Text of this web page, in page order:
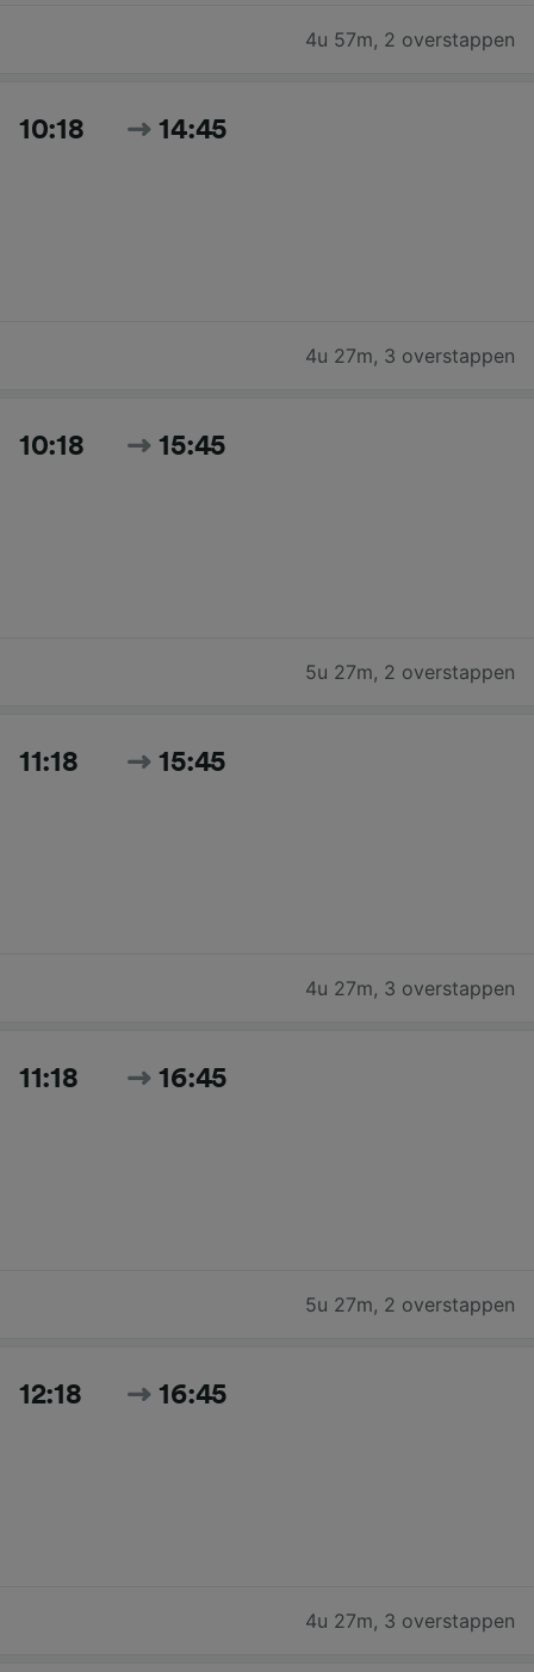
4u 57m, 2 overstappen
10:18 14:45
4u 27m, 3 overstappen
10:18 15:45
5u 27m, 2 overstappen
11:18 15:45
4u 27m, 3 overstappen
11:18 16:45
5u 27m, 2 overstappen
12:18 16:45
4u 27m, 3 overstappen